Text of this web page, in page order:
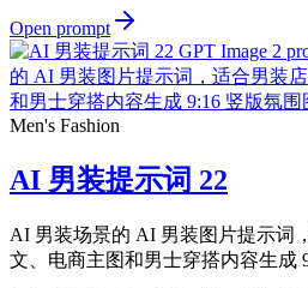
Open prompt
Men's Fashion
AI 男装提示词 22
AI 男装场景的 AI 男装图片提示词
文、电商主图和男士穿搭内容生成